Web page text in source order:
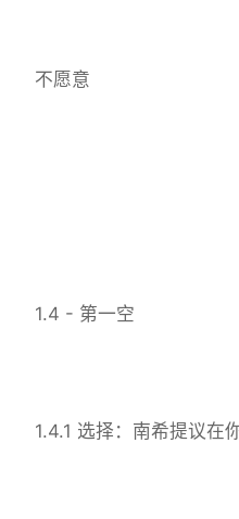
不愿意
1.4 - 第一空
1.4.1 选择：南希提议在